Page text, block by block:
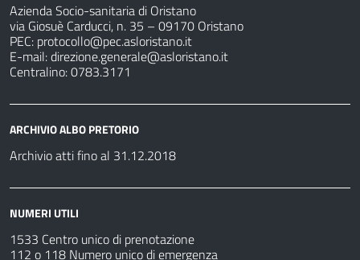
Azienda Socio-sanitaria di Oristano
via Giosuè Carducci, n. 35 – 09170 Oristano
PEC: protocollo@pec.asloristano.it
E-mail:direzione.generale@asloristano.it
Centralino: 0783.3171
ARCHIVIO ALBO PRETORIO
Archivio atti fino al 31.12.2018
NUMERI UTILI
1533 Centro unico di prenotazione
112 o 118 Numero unico di emergenza